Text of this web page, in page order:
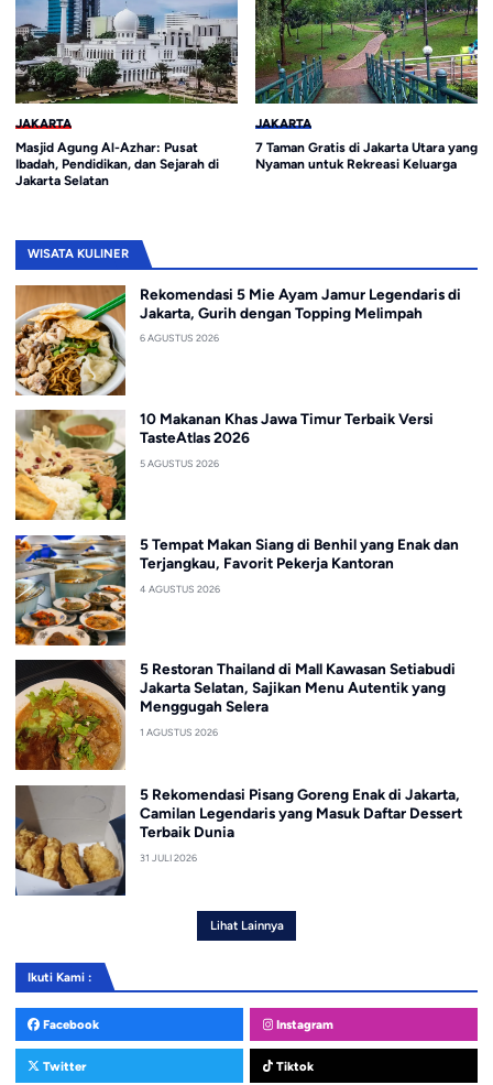
JAKARTA
Masjid Agung Al-Azhar: Pusat
Ibadah, Pendidikan, dan Sejarah di
Jakarta Selatan
JAKARTA
7 Taman Gratis di Jakarta Utara yang
Nyaman untuk Rekreasi Keluarga
WISATA KULINER
Rekomendasi 5 Mie Ayam Jamur Legendaris di
Jakarta, Gurih dengan Topping Melimpah
6 AGUSTUS 2026
10 Makanan Khas Jawa Timur Terbaik Versi
TasteAtlas 2026
5 AGUSTUS 2026
5 Tempat Makan Siang di Benhil yang Enak dan
Terjangkau, Favorit Pekerja Kantoran
4 AGUSTUS 2026
5 Restoran Thailand di Mall Kawasan Setiabudi
Jakarta Selatan, Sajikan Menu Autentik yang
Menggugah Selera
1 AGUSTUS 2026
5 Rekomendasi Pisang Goreng Enak di Jakarta,
Camilan Legendaris yang Masuk Daftar Dessert
Terbaik Dunia
31 JULI 2026
Lihat Lainnya
Ikuti Kami :
Facebook Instagram
Twitter Tiktok